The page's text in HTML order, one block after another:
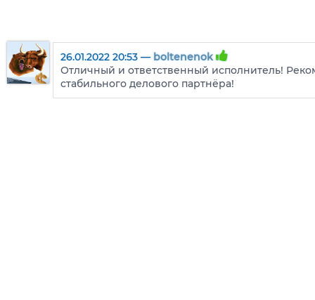
26.01.2022 20:53 — boltenenok
Отличный и ответственный исполнитель!
стабильного делового партнёра!